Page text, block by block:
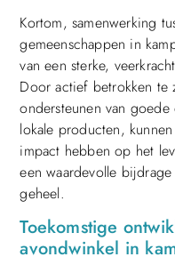
Kortom, samenwerking
gemeenschappen in
van een sterke,
Door actief betrokken
ondersteunen van
lokale producten,
impact hebben op het
een waardevolle
geheel.
Toekomstige
avondwinkel in